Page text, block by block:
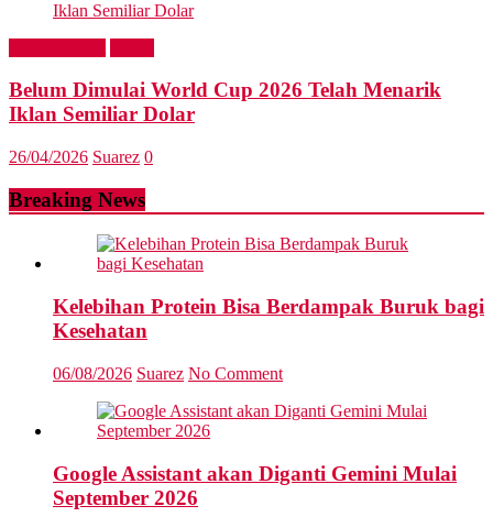
Belum Dimulai World Cup 2026 Telah Menarik
Iklan Semiliar Dolar
26/04/2026 Suarez 0
Breaking News
Kelebihan Protein Bisa Berdampak Buruk bagi
Kesehatan
06/08/2026 Suarez No Comment
Google Assistant akan Diganti Gemini Mulai
September 2026